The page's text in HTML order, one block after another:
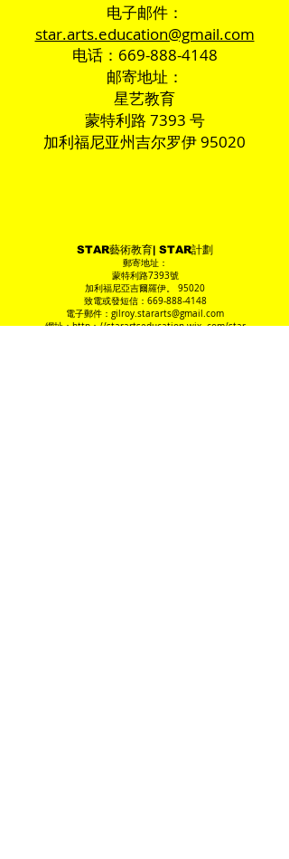
电子邮件：
star.arts.education@gmail.com
电话：669-888-4148
邮寄地址：
星艺教育
蒙特利路 7393 号
加利福尼亚州吉尔罗伊 95020
STAR藝術教育| STAR計劃
郵寄地址：
蒙特利路7393號
加利福尼亞吉爾羅伊。 95020
致電或發短信：669-888-4148
電子郵件： gilroy.stararts@gmail.com
網址：http：//starartseducation.wix..com/star